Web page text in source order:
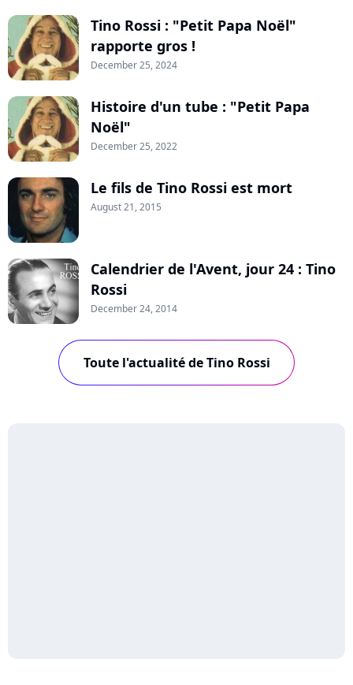
Tino Rossi : "Petit Papa Noël"
rapporte gros !
December 25, 2024
Histoire d'un tube : "Petit Papa
Noël"
December 25, 2022
Le fils de Tino Rossi est mort
August 21, 2015
Calendrier de l'Avent, jour 24 : Tino
Rossi
December 24, 2014
Toute l'actualité de Tino Rossi